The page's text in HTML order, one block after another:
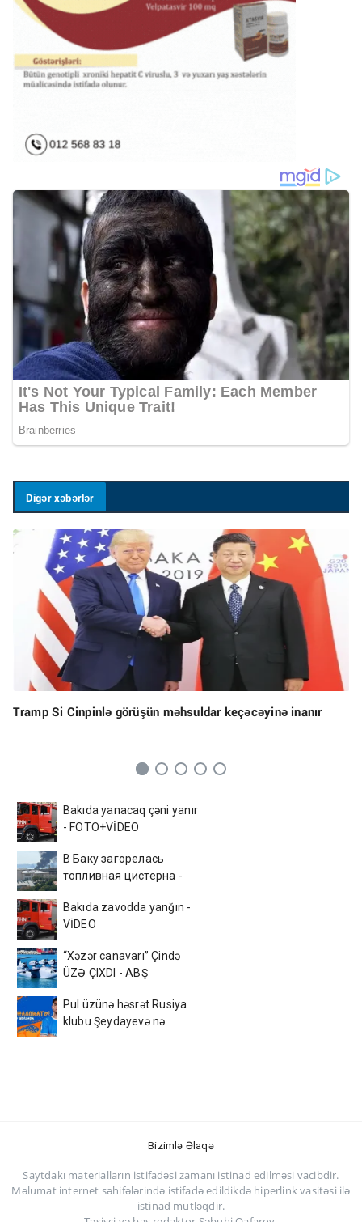
Digər xəbərlər
Tramp Si Cinpinlə görüşün məhsuldar keçəcəyinə inanır
Bakıda yanacaq çəni yanır
- FOTO+VİDEO
В Баку загорелась
топливная цистерна -
Bakıda zavodda yanğın -
VİDEO
“Xəzər canavarı” Çində
ÜZƏ ÇIXDI - ABŞ
Pul üzünə həsrət Rusiya
klubu Şeydayevə nə
Bizimlə Əlaqə
Saytdakı materialların istifadəsi zamanı istinad edilməsi vacibdir.
Məlumat internet səhifələrində istifadə edildikdə hiperlink vasitəsi ilə
istinad mütləqdir.